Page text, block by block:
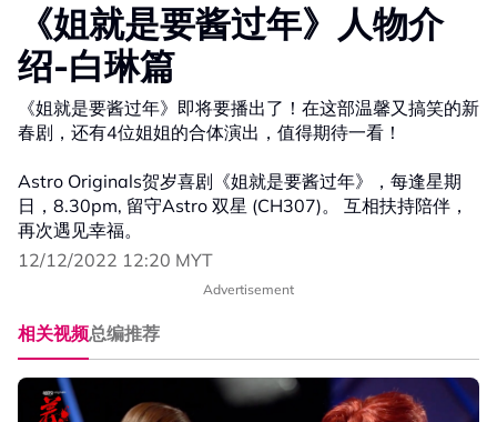
《姐就是要酱过年》人物介
绍-白琳篇
《姐就是要酱过年》即将要播出了！在这部温馨又搞笑的新
春剧，还有4位姐姐的合体演出，值得期待一看！
Astro Originals贺岁喜剧《姐就是要酱过年》，每逢星期
日，8.30pm, 留守Astro 双星 (CH307)。 互相扶持陪伴，
再次遇见幸福。
12/12/2022 12:20 MYT
Advertisement
相关视频总编推荐